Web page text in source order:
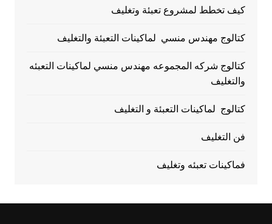
كيف تخطط لمشروع تعبئة وتغليف
كتالوج مهندس منسي لماكينات التعبئة والتغليف
كتالوج شركه المجموعه مهندس منسي لماكينات التعبئه
والتغليف
كتالوج لماكينات التعبئة و التغليف
فن التغليف
فماكينات تعبئه وتغليف